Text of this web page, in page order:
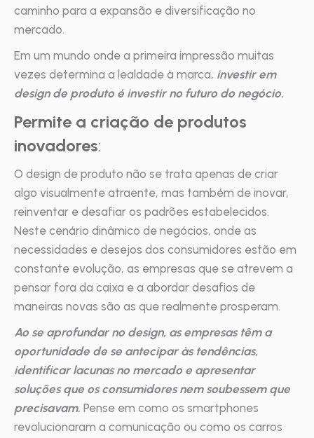
caminho para a expansão e diversificação no
mercado.
Em um mundo onde a primeira impressão muitas
vezes determina a lealdade à marca, investir em
design de produto é investir no futuro do negócio.
Permite a criação de produtos
inovadores:
O design de produto não se trata apenas de criar
algo visualmente atraente, mas também de inovar,
reinventar e desafiar os padrões estabelecidos.
Neste cenário dinâmico de negócios, onde as
necessidades e desejos dos consumidores estão em
constante evolução, as empresas que se atrevem a
pensar fora da caixa e a abordar desafios de
maneiras novas são as que realmente prosperam.
Ao se aprofundar no design, as empresas têm a
oportunidade de se antecipar às tendências,
identificar lacunas no mercado e apresentar
soluções que os consumidores nem soubessem que
precisavam. Pense em como os smartphones
revolucionaram a comunicação ou como os carros